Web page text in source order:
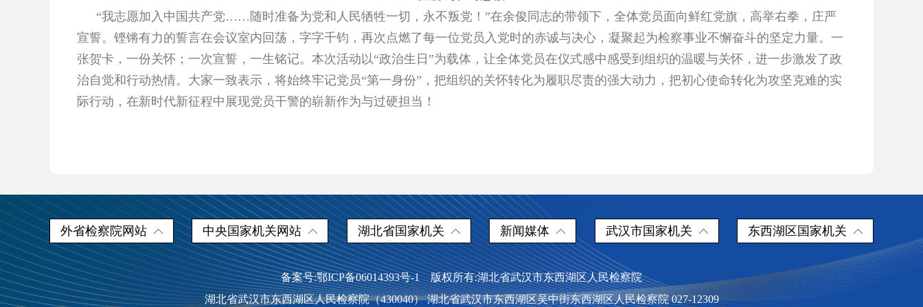
“我志愿加入中国共产党……随时准备为党和人民牺牲一切，永不叛党！”在余俊同志的带领下，全体党员面向鲜红党旗，高举右拳，庄严
宣誓。铿锵有力的誓言在会议室内回荡，字字千钧，再次点燃了每一位党员入党时的赤诚与决心，凝聚起为检察事业不懈奋斗的坚定力量。一
张贺卡，一份关怀；一次宣誓，一生铭记。本次活动以“政治生日”为载体，让全体党员在仪式感中感受到组织的温暖与关怀，进一步激发了政
治自觉和行动热情。大家一致表示，将始终牢记党员“第一身份”，把组织的关怀转化为履职尽责的强大动力，把初心使命转化为攻坚克难的实
际行动，在新时代新征程中展现党员干警的崭新作为与过硬担当！
外省检察院网站 中央国家机关网站 湖北省国家机关 新闻媒体 武汉市国家机关 东西湖区国家机关
备案号:鄂ICP备06014393号-1 版权所有:湖北省武汉市东西湖区人民检察院
湖北省武汉市东西湖区人民检察院（430040） 湖北省武汉市东西湖区吴中街东西湖区人民检察院 027-12309